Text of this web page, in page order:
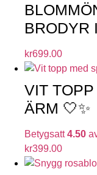
BRODYR
kr699.00
VIT
ÄRM 🤍✨
Betygsatt4.50
kr399.00